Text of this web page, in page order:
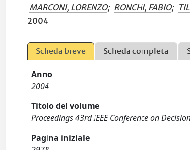
MARCONI, LORENZO; RONCHI, FABIO;
2004
Scheda breve Scheda completa
Anno
2004
Titolo del volume
Proceedings 43rd IEEE Conference on
Pagina iniziale